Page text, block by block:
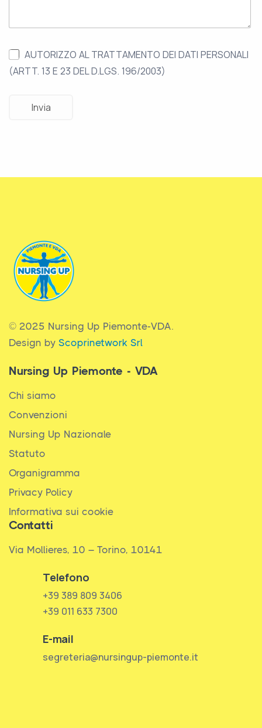
AUTORIZZO AL TRATTAMENTO DEI DATI PERSONALI
(ARTT. 13 E 23 DEL D.LGS. 196/2003)
© 2025 Nursing Up Piemonte-VDA.
Design by Scoprinetwork Srl
Nursing Up Piemonte - VDA
Chi siamo
Convenzioni
Nursing Up Nazionale
Statuto
Organigramma
Privacy Policy
Informativa sui cookie
Contatti
Via Mollieres, 10 – Torino, 10141
Telefono
+39 389 809 3406
+39 011 633 7300
E-mail
segreteria@nursingup-piemonte.it